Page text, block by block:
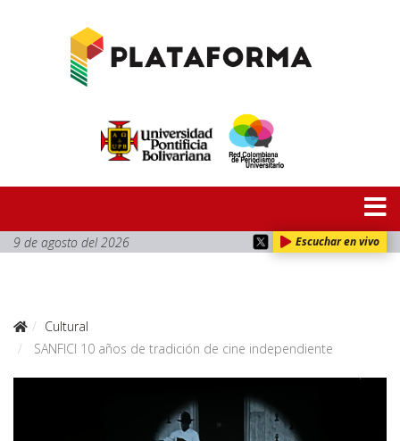
9 de agosto del 2026 Escuchar en vivo
Cultural
SANFICI 10 años de tradición de cine independiente